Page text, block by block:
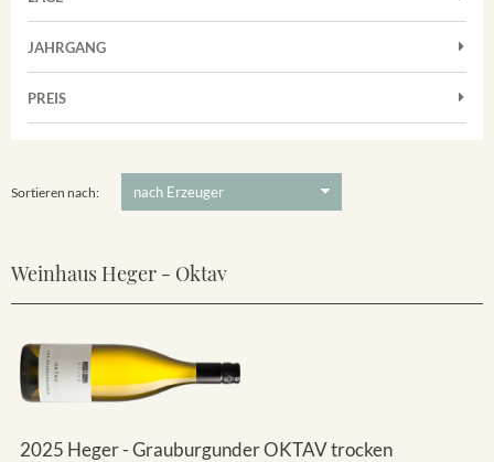
Weißwein
Spätburgunder
Merdinger Bühl
JAHRGANG
PREIS
Sortieren nach:
Weinhaus Heger - Oktav
2025 Heger - Grauburgunder OKTAV trocken